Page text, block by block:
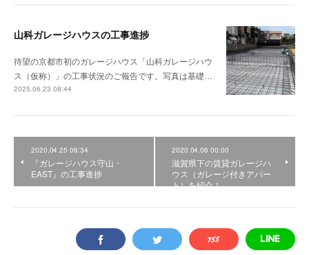
山科ガレージハウスの工事進捗
待望の京都市初のガレージハウス「山科ガレージハウ
ス（仮称）」の工事状況のご報告です。写真は基礎…
2025.06.23 08:44
2020.04.25 06:34
『ガレージハウス守山・
EAST』の工事進捗
2020.04.06 00:00
滋賀県下の賃貸ガレージハ
ウス（ガレージ付きアパー
ト）を紹介！